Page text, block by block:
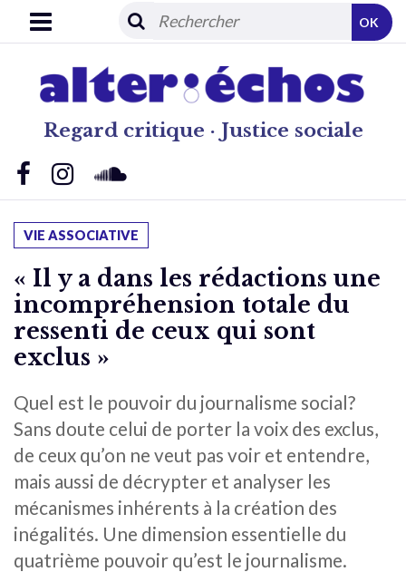
Regard critique · Justice sociale
OK
VIE ASSOCIATIVE
« Il y a dans les rédactions une
incompréhension totale du
ressenti de ceux qui sont
exclus »
Quel est le pouvoir du journalisme social?
Sans doute celui de porter la voix des exclus,
de ceux qu’on ne veut pas voir et entendre,
mais aussi de décrypter et analyser les
mécanismes inhérents à la création des
inégalités. Une dimension essentielle du
quatrième pouvoir qu’est le journalisme.